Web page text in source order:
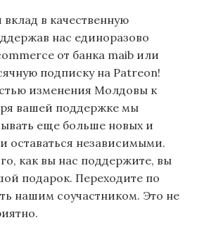
в качественную
нас единоразово
от банка maib или
подписку на Patreon!
изменения Молдовы к
вашей поддержке мы
еще больше новых и
оставаться независимыми.
как вы нас поддержите, вы
подарок. Переходите по
нашим соучастником. Это не